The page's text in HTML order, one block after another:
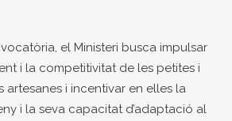
el Ministeri busca impulsar
i la competitivitat de les petites i
artesanes i incentivar en elles la
i la seva capacitat d’adaptació al